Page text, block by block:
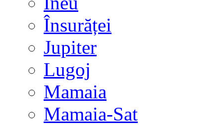
Însurăței
Jupiter
Lugoj
Mamaia
Mamaia-Sat